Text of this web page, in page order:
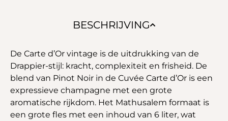
BESCHRIJVING
De Carte d’Or vintage is de uitdrukking van de
Drappier-stijl: kracht, complexiteit en frisheid. De
blend van Pinot Noir in de Cuvée Carte d’Or is een
expressieve champagne met een grote
aromatische rijkdom. Het Mathusalem formaat is
een grote fles met een inhoud van 6 liter, wat